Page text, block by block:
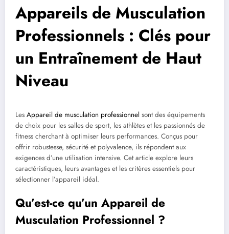
Appareils de Musculation
Professionnels : Clés pour
un Entraînement de Haut
Niveau
Les Appareil de musculation professionnel sont des équipements
de choix pour les salles de sport, les athlètes et les passionnés de
fitness cherchant à optimiser leurs performances. Conçus pour
offrir robustesse, sécurité et polyvalence, ils répondent aux
exigences d’une utilisation intensive. Cet article explore leurs
caractéristiques, leurs avantages et les critères essentiels pour
sélectionner l’appareil idéal.
Qu’est-ce qu’un Appareil de
Musculation Professionnel ?